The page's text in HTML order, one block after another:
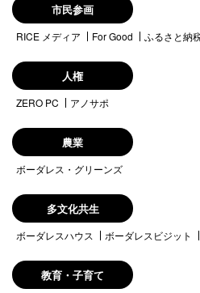
市民参画
RICE メディア For Good ふるさと納
人権
ZERO PC アノサポ
農業
ボーダレス・グリーンズ
多文化共生
ボーダレスハウス ボーダレスビジット
教育・子育て